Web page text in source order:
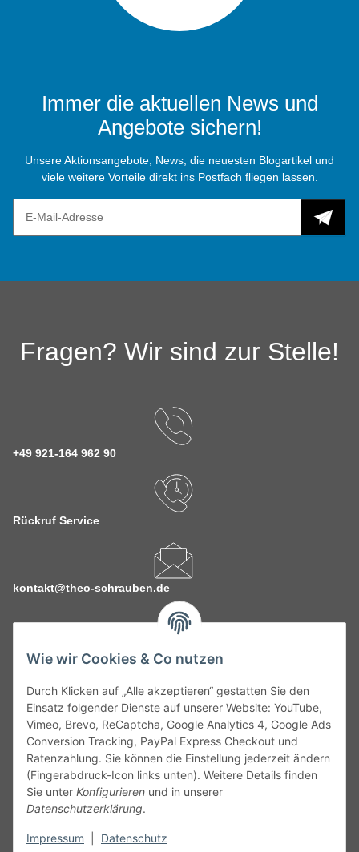
Wie wir Cookies & Co nutzen
Durch Klicken auf „Alle akzeptieren“ gestatten Sie den
Einsatz folgender Dienste auf unserer Website: YouTube,
Vimeo, Brevo, ReCaptcha, Google Analytics 4, Google Ads
Conversion Tracking, PayPal Express Checkout und
Ratenzahlung. Sie können die Einstellung jederzeit ändern
(Fingerabdruck-Icon links unten). Weitere Details finden
Sie unter Konfigurieren und in unserer
Datenschutzerklärung.
Impressum Datenschutz
Immer die aktuellen News und
Angebote sichern!
Unsere Aktionsangebote, News, die neuesten Blogartikel und
viele weitere Vorteile direkt ins Postfach fliegen lassen.
Fragen? Wir sind zur Stelle!
+49 921-164 962 90
Rückruf Service
kontakt@theo-schrauben.de
Service
Gesetzliche Informationen
Alle technischen Angaben ohne Gewähr. Irrtümer und fehlerhafte
Angaben vorbehalten. Wenn Sie Datenblätter oder spezielle
unseren Kundenservice. Abbildungen der Artikel können